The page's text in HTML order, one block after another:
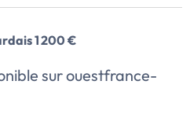
1 200 €
sur ouestfrance-